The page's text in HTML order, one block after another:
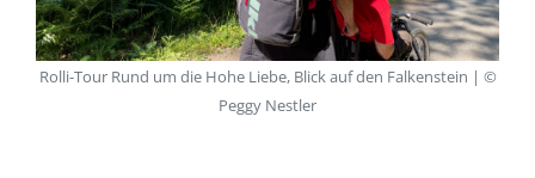
Rolli-Tour Rund um die Hohe Liebe, Blick auf den Falkenstein | ©
Peggy Nestler